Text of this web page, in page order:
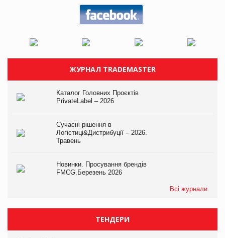
ЖУРНАЛ TRADEMASTER
Каталог Головних Проєктів
PrivateLabel – 2026
Сучасні рішення в
Логістиці&Дистрибуції – 2026.
Травень
Новинки. Просування брендів
FMCG.Березень 2026
Всі журнали
ТЕНДЕРИ